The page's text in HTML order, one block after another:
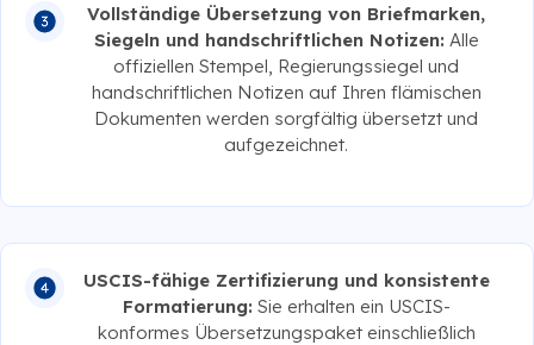
Vollständige Übersetzung von Briefmarken,
Siegeln und handschriftlichen Notizen: Alle
offiziellen Stempel, Regierungssiegel und
handschriftlichen Notizen auf Ihren flämischen
Dokumenten werden sorgfältig übersetzt und
aufgezeichnet.
USCIS-fähige Zertifizierung und konsistente
Formatierung: Sie erhalten ein USCIS-
konformes Übersetzungspaket einschließlich